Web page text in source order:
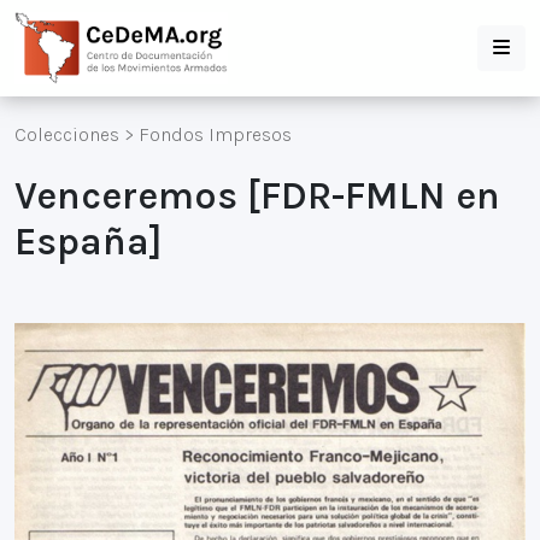
Colecciones > Fondos Impresos
Venceremos [FDR-FMLN en
España]